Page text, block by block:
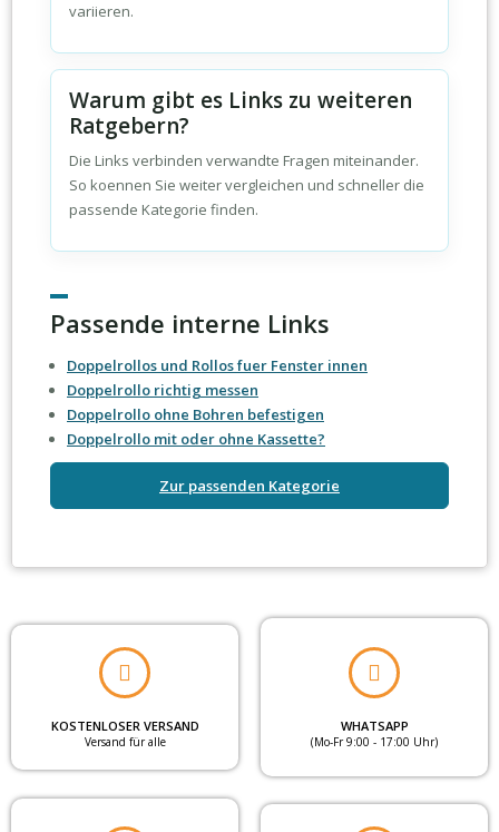
variieren.
Warum gibt es Links zu weiteren
Ratgebern?
Die Links verbinden verwandte Fragen miteinander.
So koennen Sie weiter vergleichen und schneller die
passende Kategorie finden.
Passende interne Links
Doppelrollos und Rollos fuer Fenster innen
Doppelrollo richtig messen
Doppelrollo ohne Bohren befestigen
Doppelrollo mit oder ohne Kassette?
Zur passenden Kategorie
KOSTENLOSER VERSAND
Versand für alle
WHATSAPP
(Mo-Fr 9:00 - 17:00 Uhr)